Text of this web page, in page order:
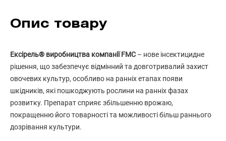
Опис товару
Ексірель® виробництва компанії FMC – нове інсектицидне
рішення, що забезпечує відмінний та довготривалий захист
овочевих культур, особливо на ранніх етапах появи
шкідників, які пошкоджують рослини на ранніх фазах
розвитку. Препарат сприяє збільшенню врожаю,
покращенню його товарності та можливості більш раннього
дозрівання культури.